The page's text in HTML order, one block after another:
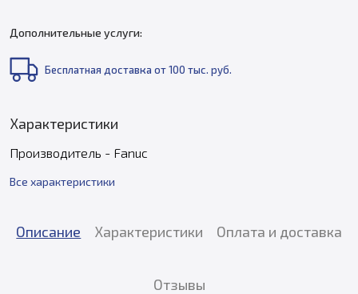
Дополнительные услуги:
Бесплатная доставка от 100 тыс. руб.
Характеристики
Производитель - Fanuc
Все характеристики
Описание Характеристики Оплата и доставка
Отзывы